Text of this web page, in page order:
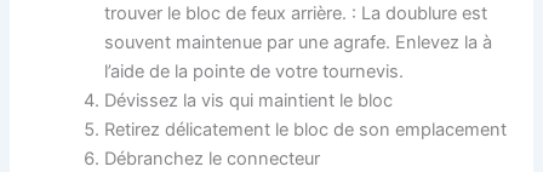
trouver le bloc de feux arrière. : La doublure est
souvent maintenue par une agrafe. Enlevez la à
l’aide de la pointe de votre tournevis.
Dévissez la vis qui maintient le bloc
Retirez délicatement le bloc de son emplacement
Débranchez le connecteur